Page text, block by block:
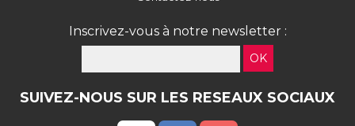
Inscrivez-vous à notre newsletter :
OK
SUIVEZ-NOUS SUR LES RESEAUX SOCIAUX